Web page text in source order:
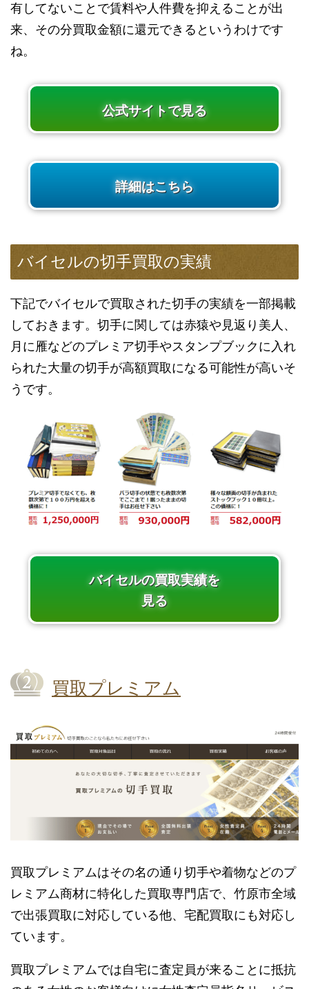
有してないことで賃料や人件費を抑えることが出
来、その分買取金額に還元できるというわけです
ね。
公式サイトで見る
詳細はこちら
バイセルの切手買取の実績
下記でバイセルで買取された切手の実績を一部掲載
しておきます。切手に関しては赤猿や見返り美人、
月に雁などのプレミア切手やスタンプブックに入れ
られた大量の切手が高額買取になる可能性が高いそ
うです。
バイセルの買取実績を
見る
買取プレミアム
買取プレミアムはその名の通り切手や着物などのプ
レミアム商材に特化した買取専門店で、竹原市全域
で出張買取に対応している他、宅配買取にも対応し
ています。
買取プレミアムでは自宅に査定員が来ることに抵抗